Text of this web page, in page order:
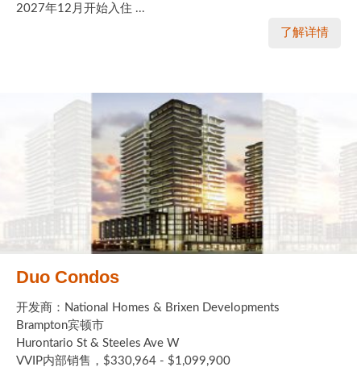
2027年12月开始入住 ...
了解详情
Duo Condos
开发商：National Homes & Brixen Developments
Brampton宾顿市
Hurontario St & Steeles Ave W
VVIP内部销售，$330,964 - $1,099,900